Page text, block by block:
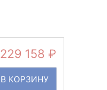
229 158
В КОРЗИНУ